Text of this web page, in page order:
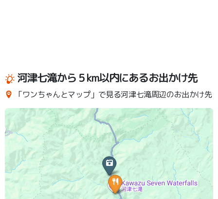
河津七滝から５km以内にあるお出かけ先
「ワンちゃんとマップ」で見る河津七滝周辺のお出かけ先